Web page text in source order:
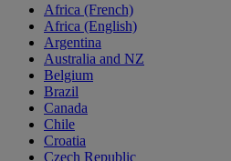
Africa (French)
Africa (English)
Argentina
Australia and NZ
Belgium
Brazil
Canada
Chile
Croatia
Czech Republic